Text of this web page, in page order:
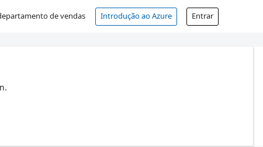
de vendas Introdução ao Azure Entrar